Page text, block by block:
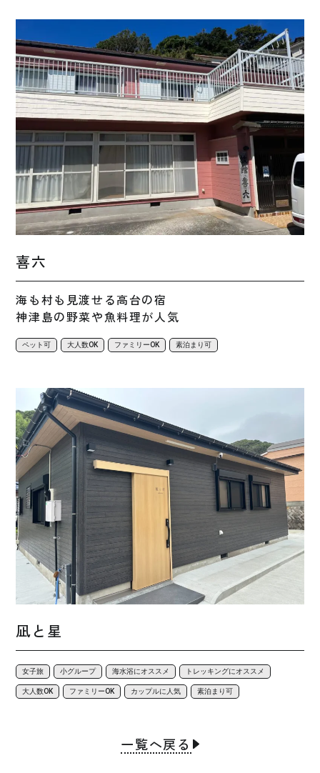
喜六
海も村も見渡せる高台の宿
神津島の野菜や魚料理が人気
ペット可 大人数OK ファミリーOK 素泊まり可
凪と星
女子旅 小グループ 海水浴にオススメ トレッキングにオススメ
大人数OK ファミリーOK カップルに人気 素泊まり可
一覧へ戻る